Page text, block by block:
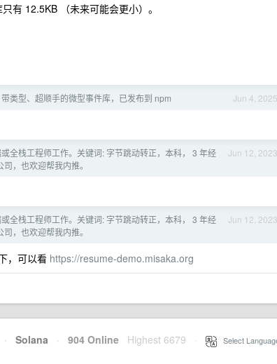
有 12.5KB （未来可能会更小）。
Jun 4, 2025
类型、超顺手的微型事件库，已发布到 npm
Jun 12, 2023
全栈工程师工作。关键词: 字节跳动转正，本科， 3 年经
，也欢迎帮我内推。
Jun 12, 2023
全栈工程师工作。关键词: 字节跳动转正，本科， 3 年经
，也欢迎帮我内推。
，可以看 https://resume-demo.misaka.org
· Solana · 904 Online Highest 6679 Select